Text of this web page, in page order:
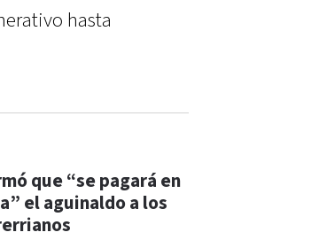
hasta
que “se pagará en
el aguinaldo a los